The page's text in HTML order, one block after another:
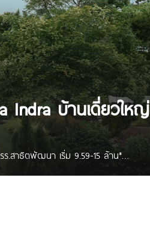
บ้านเดี่ยวใหญ่
.สาธิตพัฒนา เริ่ม 9.59-15 ล้าน*
ทำเลศักยภาพ ติดถนนปัญญาอินทรา แขวง